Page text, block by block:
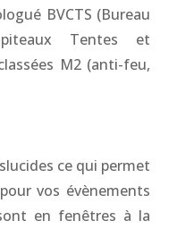
BVCTS (Bureau
Tentes et
M2 (anti-feu,
ce qui permet
vos évènements
en fenêtres à la